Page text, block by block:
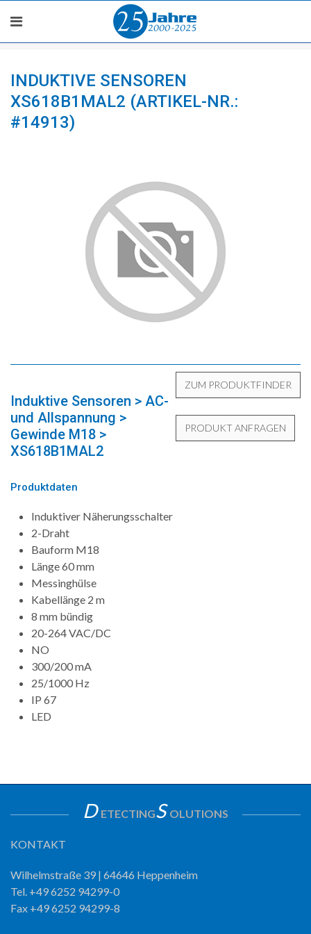
INDUKTIVE SENSOREN
XS618B1MAL2 (ARTIKEL-NR.:
#14913)
Induktive Sensoren > AC-
und Allspannung >
Gewinde M18 >
XS618B1MAL2
Produktdaten
Induktiver Näherungsschalter
2-Draht
Bauform M18
Länge 60 mm
Messinghülse
Kabellänge 2 m
8 mm bündig
20-264 VAC/DC
NO
300/200 mA
25/1000 Hz
IP 67
LED
D ETECTINGS OLUTIONS
KONTAKT
Wilhelmstraße 39 | 64646 Heppenheim
Tel. +49 6252 94299-0
Fax +49 6252 94299-8